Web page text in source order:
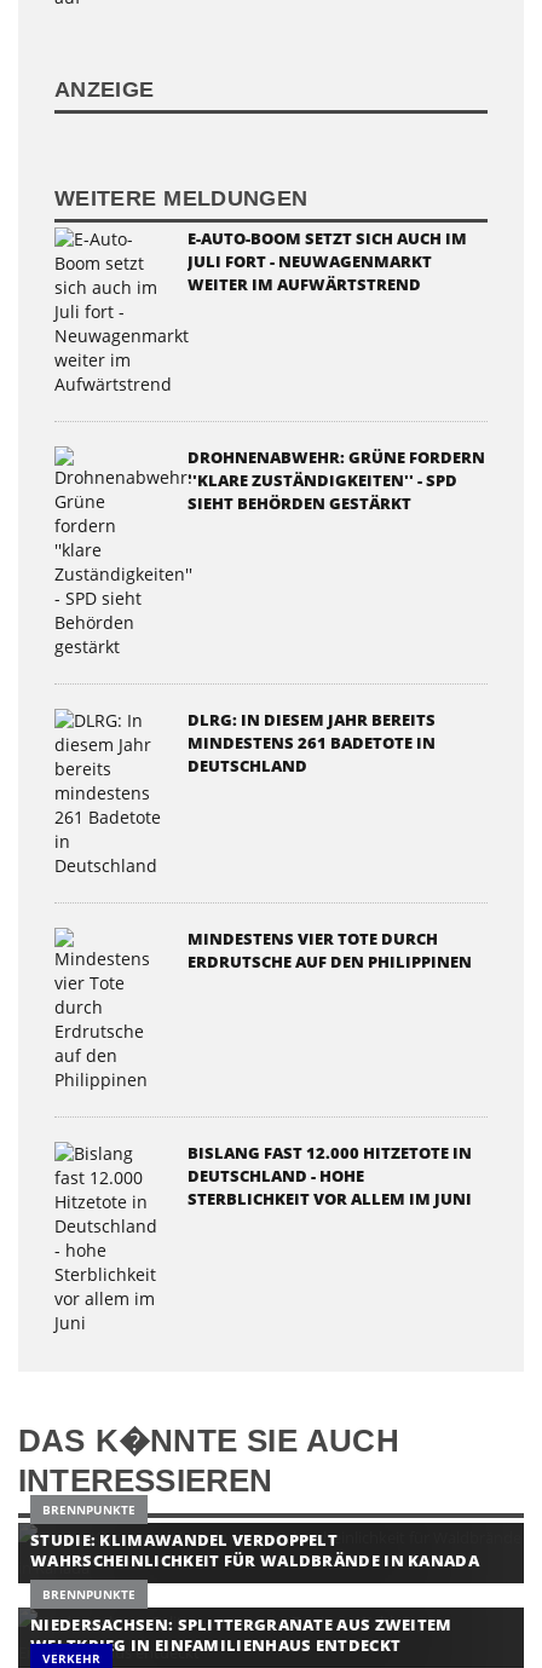
ANZEIGE
WEITERE MELDUNGEN
E-AUTO-BOOM SETZT SICH AUCH IM
JULI FORT - NEUWAGENMARKT
WEITER IM AUFWÄRTSTREND
DROHNENABWEHR: GRÜNE FORDERN
''KLARE ZUSTÄNDIGKEITEN'' - SPD
SIEHT BEHÖRDEN GESTÄRKT
DLRG: IN DIESEM JAHR BEREITS
MINDESTENS 261 BADETOTE IN
DEUTSCHLAND
MINDESTENS VIER TOTE DURCH
ERDRUTSCHE AUF DEN PHILIPPINEN
BISLANG FAST 12.000 HITZETOTE IN
DEUTSCHLAND - HOHE
STERBLICHKEIT VOR ALLEM IM JUNI
DAS K�NNTE SIE AUCH
INTERESSIEREN
BRENNPUNKTE
STUDIE: KLIMAWANDEL VERDOPPELT
WAHRSCHEINLICHKEIT FÜR WALDBRÄNDE IN KANADA
BRENNPUNKTE
NIEDERSACHSEN: SPLITTERGRANATE AUS ZWEITEM
WELTKRIEG IN EINFAMILIENHAUS ENTDECKT
VERKEHR